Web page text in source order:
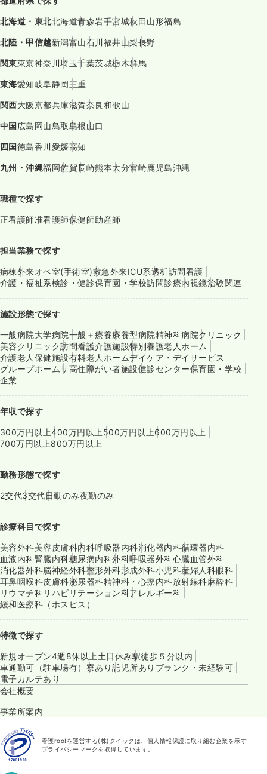
北海道・東北北海道青森岩手宮城秋田山形福島
北陸・甲信越新潟富山石川福井山梨長野
関東東京神奈川埼玉千葉茨城栃木群馬
東海愛知岐阜静岡三重
関西大阪京都兵庫滋賀奈良和歌山
中国広島岡山鳥取島根山口
四国徳島香川愛媛高知
九州・沖縄福岡佐賀長崎熊本大分宮崎鹿児島沖縄
職種で探す
正看護師准看護師保健師助産師
担当業務で探す
病棟外来オペ室(手術室)救急外来ICU系透析訪問看護
介護・福祉系検診・健診保育園・学校訪問診療内視鏡治験関連
施設形態で探す
一般病院大学病院一般＋療養療養型病院精神科病院クリニック
美容クリニック訪問看護介護施設特別養護老人ホーム
介護老人保健施設有料老人ホームデイケア・デイサービス
グループホームサ高住障がい者施設健診センター保育園・学校
企業
年収で探す
300万円以上400万円以上 500万円以上600万円以上
700万円以上800万円以上
勤務形態で探す
2交代3交代日勤のみ夜勤のみ
診療科目で探す
美容外科美容皮膚科内科呼吸器内科消化器内科循環器内科
血液内科腎臓内科糖尿病内科外科呼吸器外科心臓血管外科
消化器外科脳神経外科整形外科形成外科小児科産婦人科眼科
耳鼻咽喉科皮膚科泌尿器科精神科・心療内科放射線科麻酔科
リウマチ科リハビリテーション科アレルギー科
緩和医療科（ホスピス）
特徴で探す
新規オープン4週8休以上 土日休み駅徒歩５分以内
車通勤可（駐車場有） 寮あり託児所あり ブランク・未経験可
電子カルテあり
会社概要
事業所案内
看護roo!を運営する(株)クイックは、個人情報保護に取り組む企業を示す
プライバシーマークを取得しています。